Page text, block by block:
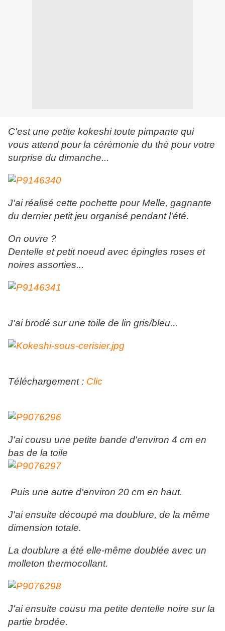
C'est une petite kokeshi toute pimpante qui
vous attend pour la cérémonie du thé pour votre
surprise du dimanche...
J'ai réalisé cette pochette pour Melle, gagnante
du dernier petit jeu organisé pendant l'été.
On ouvre ?
Dentelle et petit noeud avec épingles roses et
noires assorties...
J'ai brodé sur une toile de lin gris/bleu...
Téléchargement : Clic
J'ai cousu une petite bande d'environ 4 cm en
bas de la toile
Puis une autre d'environ 20 cm en haut.
J'ai ensuite découpé ma doublure, de la même
dimension totale.
La doublure a été elle-même doublée avec un
molleton thermocollant.
J'ai ensuite cousu ma petite dentelle noire sur la
partie brodée.